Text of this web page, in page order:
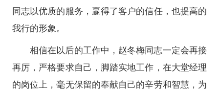
同志以优质的服务，赢得了客户的信任，也提高的
我行的形象。
相信在以后的工作中，赵冬梅同志一定会再接
再厉，严格要求自己，脚踏实地工作，在大堂经理
的岗位上，毫无保留的奉献自己的辛劳和智慧，为